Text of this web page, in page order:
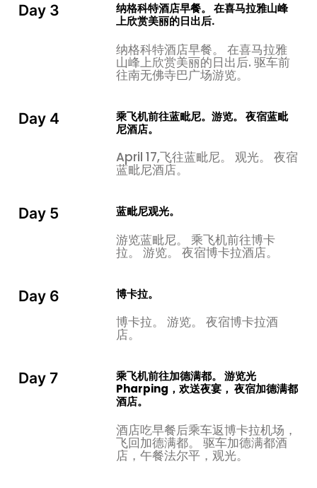
国、印度、泰国、韩国、越南和德国建造的国际修道院。 在
Masterplan 的北部有带世界和平塔的花园以及满足您次要
清晨驱车前往附近风景秀丽的博卡拉山谷山丘，海拔 1,460
米，比博卡拉山谷及其美丽的费瓦湖高出至少 500 米，这
纳峰山脉从安纳布尔纳峰 I（8,091 米/26,545 英尺）、安纳
布尔纳峰南峰（7,219 米-23,693 英尺）、恒河峰峰（7,455
米-24,457 英尺）和安纳布尔纳峰 III 峰（7,555
米-24,787 英尺）延伸至 Mt. Machhapuchhre（鱼尾
高的马纳斯鲁峰 8,163 米和中东地区的 Lamjung Himal。
在萨兰科特 (Sarankot)，可以欣赏到白雪皑皑的山峰、博
卡拉山谷和湖泊的壮丽景色，这是一个最引人注目的地方，
这个地方以滑翔伞而闻名和流行，由 Himalayan Smile
过 30-40 分钟的冒险和风景优美的滑翔，
地，莲花生大士在此地达到了大手印持明的境界。 帕坪镇是
一个繁荣的尼瓦尔镇，古老的佛教圣地已被大量藏人占领。
洞穴。 一个位于 Pharping 后面和上方的山坡上，通常被称
为 Asura Cave 或“Yangleshö 上部洞穴”。 另一个位于
为“Yangleshö 下洞穴”或简称为 Yangleshö。 在冬天的几
个月里，他在阳光明媚的上部阿修罗洞修行，在炎热的夏
季，他隐居在下部的羊乐雪洞。 在阿修罗洞，通过结合扬达
Day 3
纳格科特酒店早餐。 在喜马拉雅山峰
上欣赏美丽的日出后.
纳格科特酒店早餐。 在喜马拉雅
山峰上欣赏美丽的日出后. 驱车前
往南无佛寺巴广场游览。
Day 4
乘飞机前往蓝毗尼。游览。 夜宿蓝毗
尼酒店。
April 17,飞往蓝毗尼。 观光。 夜宿
蓝毗尼酒店。
Day 5 蓝毗尼观光。
游览蓝毗尼。 乘飞机前往博卡
拉。 游览。 夜宿博卡拉酒店。
Day 6 博卡拉。
博卡拉。 游览。 夜宿博卡拉酒
店。
Day 7
乘飞机前往加德满都。 游览光
Pharping，欢送夜宴， 夜宿加德满都
酒店。
酒店吃早餐后乘车返博卡拉机场，
飞回加德满都。 驱车加德满都酒
店，午餐法尔平，观光。